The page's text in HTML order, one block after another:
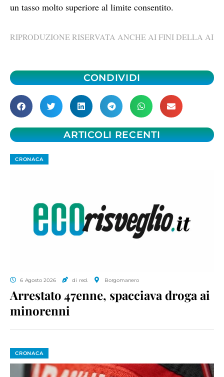
un tasso molto superiore al limite consentito.
RIPRODUZIONE RISERVATA ANCHE AI FINI DELLA AI
CONDIVIDI
ARTICOLI RECENTI
CRONACA
6 Agosto 2026 di red. Borgomanero
Arrestato 47enne, spacciava droga ai
minorenni
CRONACA